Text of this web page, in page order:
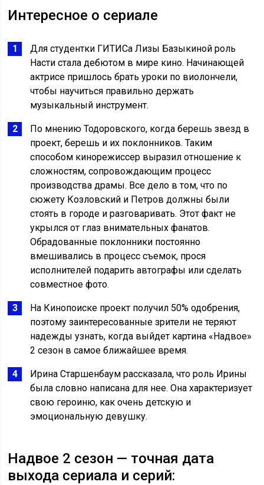
Интересное о сериале
Для студентки ГИТИСа Лизы Базыкиной роль
Насти стала дебютом в мире кино. Начинающей
актрисе пришлось брать уроки по виолончели,
чтобы научиться правильно держать
музыкальный инструмент.
По мнению Тодоровского, когда берешь звезд в
проект, берешь и их поклонников. Таким
способом кинорежиссер выразил отношение к
сложностям, сопровождающим процесс
производства драмы. Все дело в том, что по
сюжету Козловский и Петров должны были
стоять в городе и разговаривать. Этот факт не
укрылся от глаз внимательных фанатов.
Обрадованные поклонники постоянно
вмешивались в процесс съемок, прося
исполнителей подарить автографы или сделать
совместное фото.
На Кинопоиске проект получил 50% одобрения,
поэтому заинтересованные зрители не теряют
надежды узнать, когда выйдет картина «Надвое»
2 сезон в самое ближайшее время.
Ирина Старшенбаум рассказала, что роль Ирины
была словно написана для нее. Она характеризует
свою героиню, как очень детскую и
эмоциональную девушку.
Надвое 2 сезон — точная дата
выхода сериала и серий: